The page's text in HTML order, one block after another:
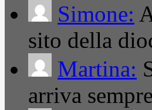
Simone:
sito della
Martina:
arriva